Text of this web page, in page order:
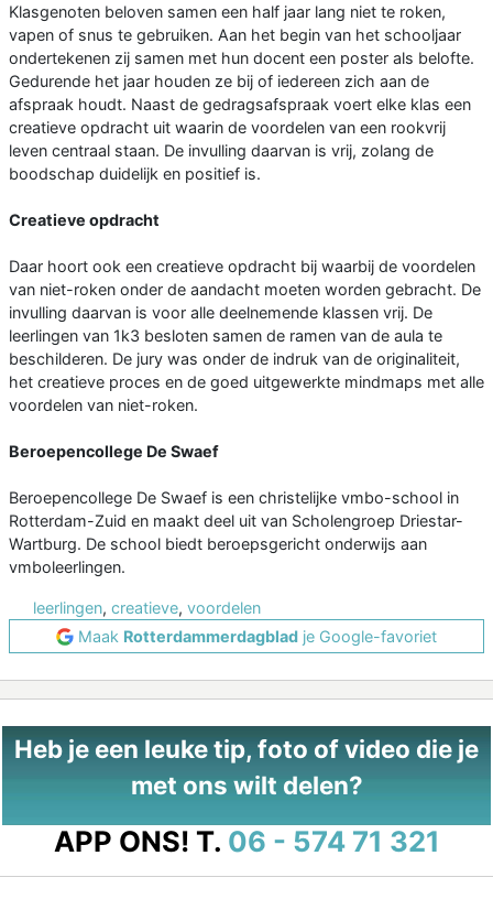
Klasgenoten beloven samen een half jaar lang niet te roken,
vapen of snus te gebruiken. Aan het begin van het schooljaar
ondertekenen zij samen met hun docent een poster als belofte.
Gedurende het jaar houden ze bij of iedereen zich aan de
afspraak houdt. Naast de gedragsafspraak voert elke klas een
creatieve opdracht uit waarin de voordelen van een rookvrij
leven centraal staan. De invulling daarvan is vrij, zolang de
boodschap duidelijk en positief is.
Creatieve opdracht
Daar hoort ook een creatieve opdracht bij waarbij de voordelen
van niet-roken onder de aandacht moeten worden gebracht. De
invulling daarvan is voor alle deelnemende klassen vrij. De
leerlingen van 1k3 besloten samen de ramen van de aula te
beschilderen. De jury was onder de indruk van de originaliteit,
het creatieve proces en de goed uitgewerkte mindmaps met alle
voordelen van niet-roken.
Beroepencollege De Swaef
Beroepencollege De Swaef is een christelijke vmbo-school in
Rotterdam-Zuid en maakt deel uit van Scholengroep Driestar-
Wartburg. De school biedt beroepsgericht onderwijs aan
vmboleerlingen.
leerlingen, creatieve, voordelen
Maak Rotterdammerdagblad je Google-favoriet
Heb je een leuke tip, foto of video die je
met ons wilt delen?
APP ONS! T. 06 - 574 71 321